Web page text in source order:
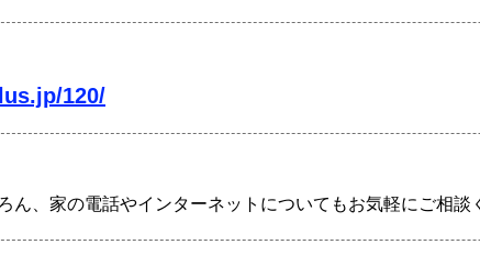
120/
ん、家の電話やインターネットについてもお気軽にご相談